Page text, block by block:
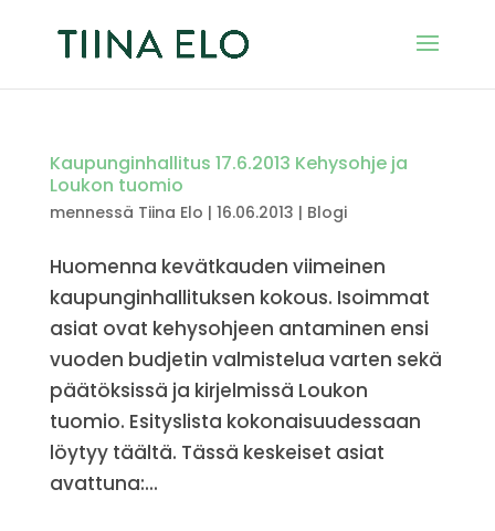
Kaupunginhallitus 17.6.2013 Kehysohje ja
Loukon tuomio
mennessä Tiina Elo | 16.06.2013 | Blogi
Huomenna kevätkauden viimeinen
kaupunginhallituksen kokous. Isoimmat
asiat ovat kehysohjeen antaminen ensi
vuoden budjetin valmistelua varten sekä
päätöksissä ja kirjelmissä Loukon
tuomio. Esityslista kokonaisuudessaan
löytyy täältä. Tässä keskeiset asiat
avattuna:...